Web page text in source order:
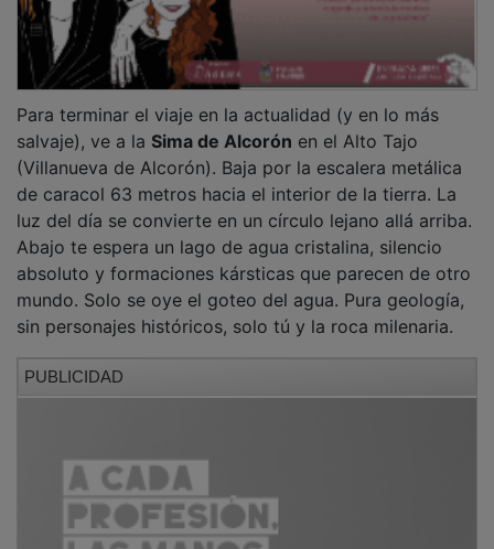
Para terminar el viaje en la actualidad (y en lo más
salvaje), ve a la Sima de Alcorón en el Alto Tajo
(Villanueva de Alcorón). Baja por la escalera metálica
de caracol 63 metros hacia el interior de la tierra. La
luz del día se convierte en un círculo lejano allá arriba.
Abajo te espera un lago de agua cristalina, silencio
absoluto y formaciones kársticas que parecen de otro
mundo. Solo se oye el goteo del agua. Pura geología,
sin personajes históricos, solo tú y la roca milenaria.
PUBLICIDAD